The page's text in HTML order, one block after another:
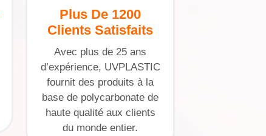
Plus De 1200
Clients Satisfaits
Avec plus de 25 ans
d’expérience, UVPLASTIC
fournit des produits à la
base de polycarbonate de
haute qualité aux clients
du monde entier.